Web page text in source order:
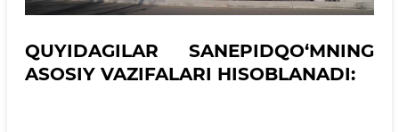
QUYIDAGILAR SANEPIDQO‘MNING
ASOSIY VAZIFALARI HISOBLANADI: